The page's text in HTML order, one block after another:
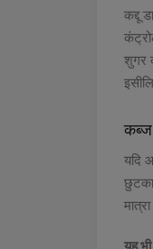
कद्दू
शुगर
कब्ज
यदि